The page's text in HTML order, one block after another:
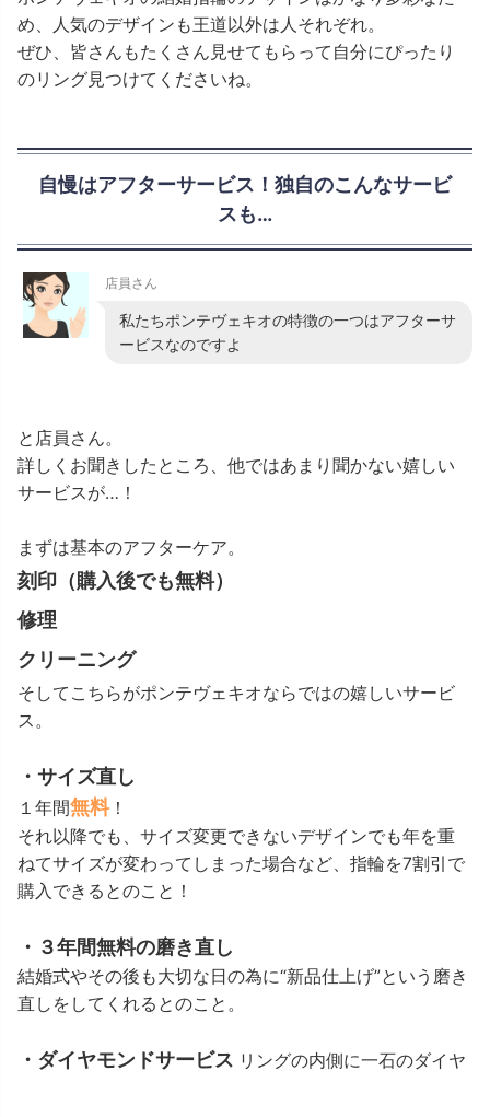
め、人気のデザインも王道以外は人それぞれ。
ぜひ、皆さんもたくさん見せてもらって自分にぴったり
のリング見つけてくださいね。
自慢はアフターサービス！独自のこんなサービ
スも…
店員さん
私たちポンテヴェキオの特徴の一つはアフターサ
ービスなのですよ
と店員さん。
詳しくお聞きしたところ、他ではあまり聞かない嬉しい
サービスが…！
まずは基本のアフターケア。
刻印（購入後でも無料）
修理
クリーニング
そしてこちらがポンテヴェキオならではの嬉しいサービ
ス。
・サイズ直し
１年間無料！
それ以降でも、サイズ変更できないデザインでも年を重
ねてサイズが変わってしまった場合など、指輪を7割引で
購入できるとのこと！
・３年間無料の磨き直し
結婚式やその後も大切な日の為に“新品仕上げ”という磨き
直しをしてくれるとのこと。
・ダイヤモンドサービス リングの内側に一石のダイヤ